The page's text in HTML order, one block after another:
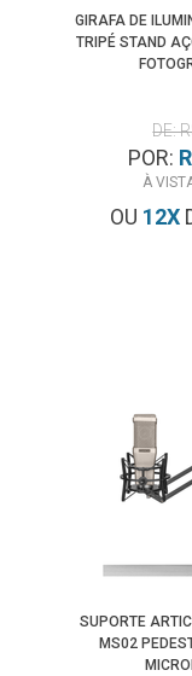
GIRAFA DE
TRIPÉ STAND
DE:
POR:
À
OU 12X
SUPORTE
MS02